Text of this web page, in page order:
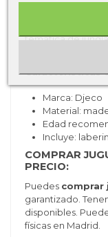
juguete de
temática de
Características
Marca: Djeco
Material:
Edad
Incluye:
COMPRAR
PRECIO:
Puedes comprar
garantizado.
disponibles.
físicas en Madrid.